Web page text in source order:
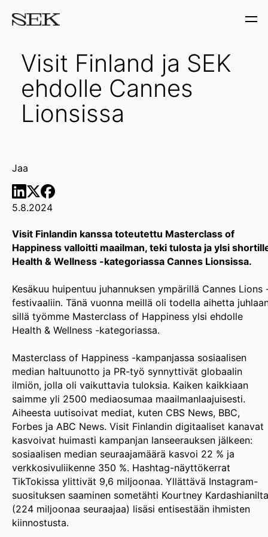
Visit Finland ja SEK
ehdolle Cannes
Lionsissa
5.8.2024
Visit Finlandin kanssa toteutettu Masterclass of
Happiness valloitti maailman, teki tulosta ja ylsi
Health & Wellness -kategoriassa Cannes Lionsissa.
Kesäkuu huipentuu juhannuksen ympärillä Cannes Lions
festivaaliin. Tänä vuonna meillä oli todella aihetta
sillä työmme Masterclass of Happiness ylsi ehdolle
Health & Wellness -kategoriassa.
Masterclass of Happiness -kampanjassa sosiaalisen
median haltuunotto ja PR-työ synnyttivät globaalin
ilmiön, jolla oli vaikuttavia tuloksia. Kaiken kaikkiaan
saimme yli 2500 mediaosumaa maailmanlaajuisesti.
Aiheesta uutisoivat mediat, kuten CBS News, BBC,
Forbes ja ABC News. Visit Finlandin digitaaliset kanavat
kasvoivat huimasti kampanjan lanseerauksen jälkeen:
sosiaalisen median seuraajamäärä kasvoi 22 % ja
verkkosivuliikenne 350 %. Hashtag-näyttökerrat
TikTokissa ylittivät 9,6 miljoonaa. Yllättävä Instagram-
suosituksen saaminen sometähti Kourtney Kardashianilta
(224 miljoonaa seuraajaa) lisäsi entisestään ihmisten
kiinnostusta.
Jaa